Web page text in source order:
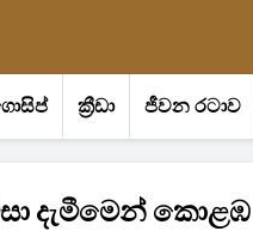
ක්‍රීඩා ජීවන රටාව
දැමීමෙන් කොළඹ